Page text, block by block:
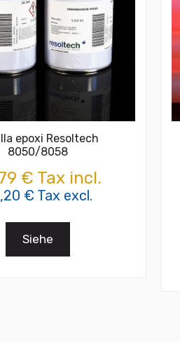
epoxi Resoltech
8050/8058
€ Tax incl.
€ Tax excl.
Siehe